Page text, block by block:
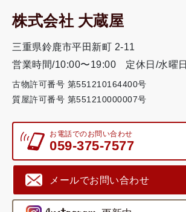
株式会社 大蔵屋
三重県鈴鹿市平田新町 2-11
営業時間/10:00〜19:00
定休日/水曜日
古物許可番号 第551210164400号
質屋許可番号 第551210000007号
お電話でのお問い合わせ
059-375-7577
メールでお問い合わせ